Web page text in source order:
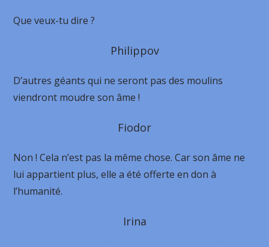
Que veux-tu dire ?
Philippov
D’autres géants qui ne seront pas des moulins
viendront moudre son âme !
Fiodor
Non ! Cela n’est pas la même chose. Car son âme ne
lui appartient plus, elle a été offerte en don à
l’humanité.
Irina